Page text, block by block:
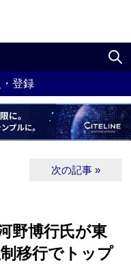
登録
次の記事 »
野博行氏が東
移行でトップ